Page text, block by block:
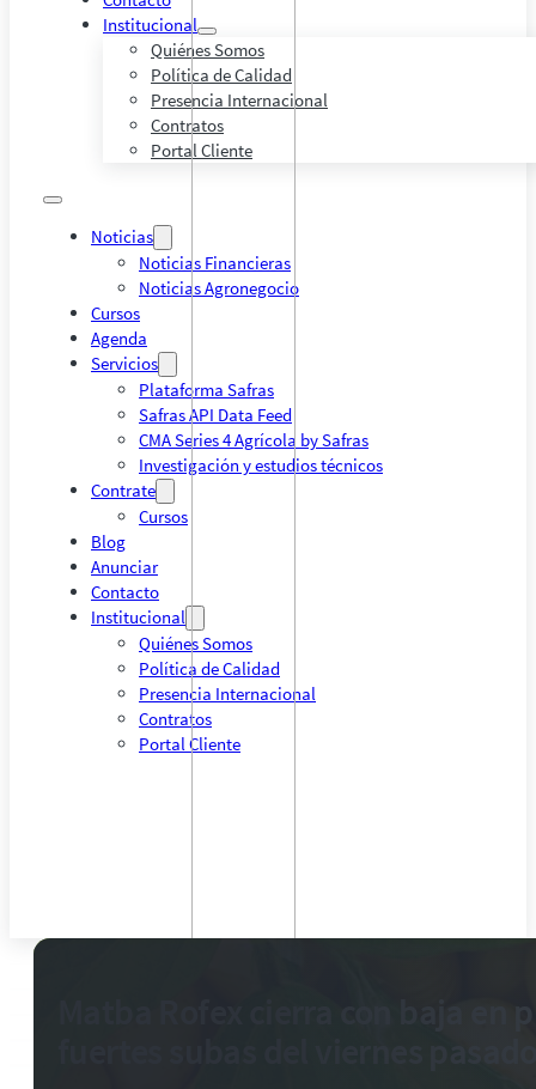
Institucional
Quiénes Somos
Política de Calidad
Presencia Internacional
Contratos
Portal Cliente
Noticias
Noticias Financieras
Noticias Agronegocio
Cursos
Agenda
Servicios
Plataforma Safras
Safras API Data Feed
CMA Series 4 Agrícola by Safras
Investigación y estudios técnicos
Contrate
Cursos
Blog
Anunciar
Contacto
Institucional
Quiénes Somos
Política de Calidad
Presencia Internacional
Contratos
Portal Cliente